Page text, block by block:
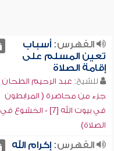
الفهرس:أسباب
تعين المسلم على
إقامة الصلاة
للشيخ: عبد الرحيم الطحان
جزء من محاضرة ( المرابطون
في بيوت الله [7] - الخشوع في
الصلاة)
الفهرس:إكرام الله